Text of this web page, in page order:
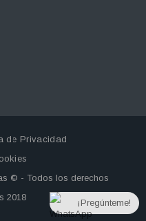
de Privacidad
© - Todos los derechos
2018
¡Pregúnteme!